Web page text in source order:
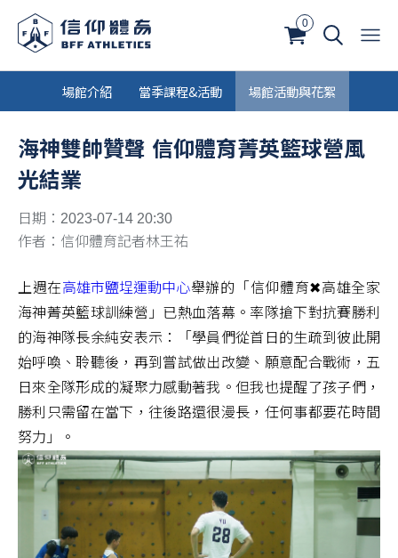
0
場館介紹 當季課程&活動 場館活動與花絮
海神雙帥贊聲 信仰體育菁英籃球營風
光結業
日期：2023-07-14 20:30
作者：信仰體育記者林王祐
上週在高雄市鹽埕運動中心舉辦的「信仰體育✖高雄全家
海神菁英籃球訓練營」已熱血落幕。率隊搶下對抗賽勝利
的海神隊長余純安表示：「學員們從首日的生疏到彼此開
始呼喚、聆聽後，再到嘗試做出改變、願意配合戰術，五
日來全隊形成的凝聚力感動著我。但我也提醒了孩子們，
勝利只需留在當下，往後路還很漫長，任何事都要花時間
努力」。